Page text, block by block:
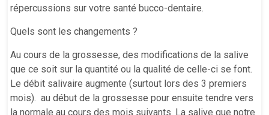
répercussions sur votre santé bucco-dentaire.
Quels sont les changements ?
Au cours de la grossesse, des modifications de la salive
que ce soit sur la quantité ou la qualité de celle-ci se font.
Le débit salivaire augmente (surtout lors des 3 premiers
mois). au début de la grossesse pour ensuite tendre vers
la normale au cours des mois suivants. La salive que notre